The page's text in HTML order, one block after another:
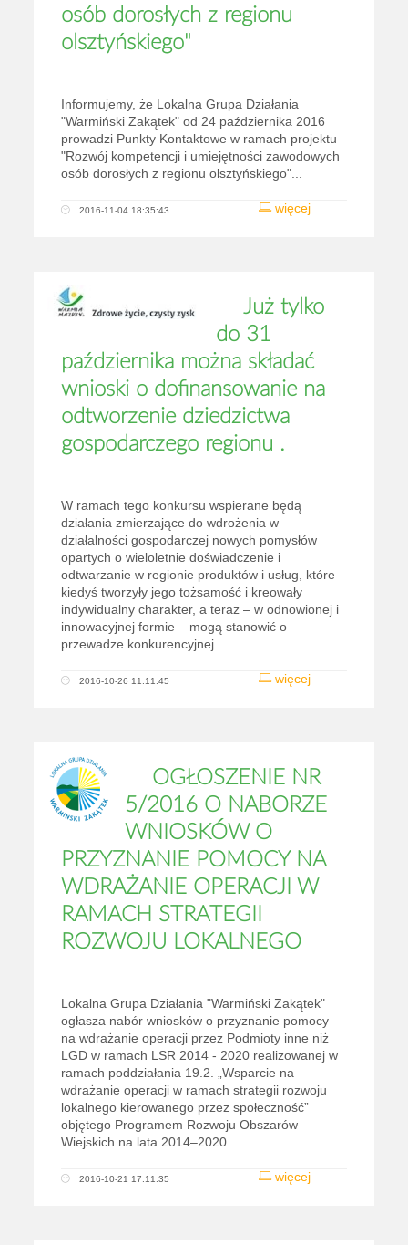
osób dorosłych z regionu
olsztyńskiego"
Informujemy, że Lokalna Grupa Działania
"Warmiński Zakątek" od 24 października 2016
prowadzi Punkty Kontaktowe w ramach projektu
"Rozwój kompetencji i umiejętności zawodowych
osób dorosłych z regionu olsztyńskiego"...
więcej
2016-11-04 18:35:43
Już tylko
do 31
października można składać
wnioski o dofinansowanie na
odtworzenie dziedzictwa
gospodarczego regionu .
W ramach tego konkursu wspierane będą
działania zmierzające do wdrożenia w
działalności gospodarczej nowych pomysłów
opartych o wieloletnie doświadczenie i
odtwarzanie w regionie produktów i usług, które
kiedyś tworzyły jego tożsamość i kreowały
indywidualny charakter, a teraz – w odnowionej i
innowacyjnej formie – mogą stanowić o
przewadze konkurencyjnej...
więcej
2016-10-26 11:11:45
OGŁOSZENIE NR
5/2016 O NABORZE
WNIOSKÓW O
PRZYZNANIE POMOCY NA
WDRAŻANIE OPERACJI W
RAMACH STRATEGII
ROZWOJU LOKALNEGO
Lokalna Grupa Działania "Warmiński Zakątek"
ogłasza nabór wniosków o przyznanie pomocy
na wdrażanie operacji przez Podmioty inne niż
LGD w ramach LSR 2014 - 2020 realizowanej w
ramach poddziałania 19.2. „Wsparcie na
wdrażanie operacji w ramach strategii rozwoju
lokalnego kierowanego przez społeczność”
objętego Programem Rozwoju Obszarów
Wiejskich na lata 2014–2020
więcej
2016-10-21 17:11:35